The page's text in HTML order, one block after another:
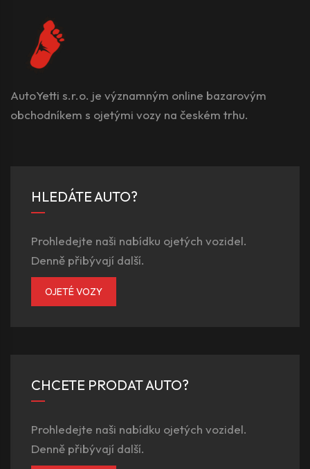
AutoYetti s.r.o. je významným online bazarovým
obchodníkem s ojetými vozy na českém trhu.
HLEDÁTE AUTO?
Prohledejte naši nabídku ojetých vozidel.
Denně přibývají další.
OJETÉ VOZY
CHCETE PRODAT AUTO?
Prohledejte naši nabídku ojetých vozidel.
Denně přibývají další.